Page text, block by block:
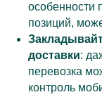
особенности
позиций,
доставки:
перевозка
контроль